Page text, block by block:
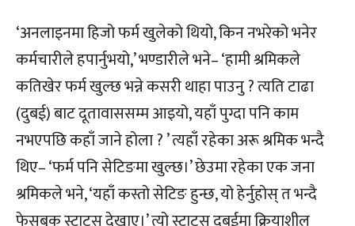
‘अनलाइनमा हिजो फर्म खुलेको थियो, किन नभरेको भनेर
कर्मचारीले हपार्नुभयो,’ भण्डारीले भने– ‘हामी श्रमिकले
कतिखेर फर्म खुल्छ भन्ने कसरी थाहा पाउनु ? त्यति टाढा
(दुबई) बाट दूतावाससम्म आइयो, यहाँ पुग्दा पनि काम
नभएपछि कहाँ जाने होला ? ’ त्यहाँ रहेका अरू श्रमिक भन्दै
थिए– ‘फर्म पनि सेटिङमा खुल्छ।’ छेउमा रहेका एक जना
श्रमिकले भने, ‘यहाँ कस्तो सेटिङ हुन्छ, यो हेर्नुहोस् त भन्दै